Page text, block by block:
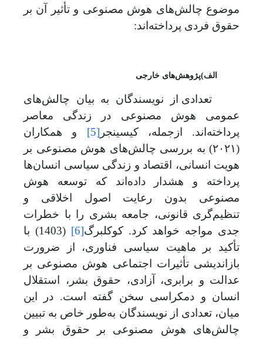
موضوع چالش‌های هوش مصنوعی و تأثیر آن بر
حقوق فردی پرداخته‌اند:
الف)پژوهشهای خارجی
تعدادی از نویسندگان به بیان چالشهای
عمومی هوش مصنوعی در زندگی معاصر
پرداخته اند. از جمله، کیسینجر [5] و همکاران
(۲۰۲۱) به بررسی چالش
های هوش مصنوعی بر
هویت انسانی، اقتصاد و زندگی سیاسی انسانها
پرداخته و هشدار داده اند که توسعه هوش
مصنوعی بدون رعایت اصول اخلاقی و
تنظیمگری قانونی، جامعه بشری را با خطرات
جدی مواجه خواهد کرد. کوکلبرگ[6]
(1403) با
تأکید بر ماهیت سیاسی فناوری، از ضرورت
بازاندیشی تأثیرات اجتماعی هوش مصنوعی بر
عدالت و برابری، آزادی، حقوق بشر، استقلال
انسان و دمکراسی سخن گفته است. در این
میان، تعدادی از نویسندگان به‌طور خاص به تبیین
چالشهای هوش مصنوعی بر حقوق بشر و